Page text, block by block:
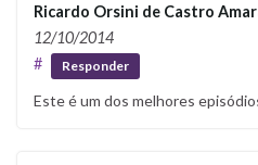
Ricardo Orsini de Castro
12/10/2014
#
Responder
Este é um dos melhores